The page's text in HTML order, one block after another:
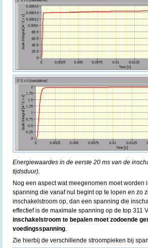
Energiewaardes in de eerste 20 ms van de
tijdsduur).
Nog een aspect wat meegenomen moet
spanning die vanaf nul begint op te lopen en zo
inschakelstroom op, dan een spanning die
effectief is de maximale spanning op de top 311
inschakelstroom te bepalen moet zodoende
voedingsspanning.
Zie hierbij de verschillende stroompieken bij